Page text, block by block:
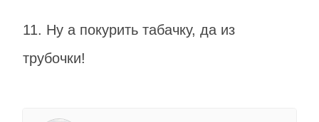
11. Ну а покурить табачку, да из
трубочки!